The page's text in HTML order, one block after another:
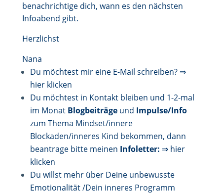
benachrichtige dich, wann es den nächsten
Infoabend gibt.
Herzlichst
Nana
Du möchtest mir eine E-Mail schreiben? ⇒
hier klicken
Du möchtest in Kontakt bleiben und 1-2-mal
im Monat Blogbeiträgeund Impulse/Info
zum Thema Mindset/innere
Blockaden/inneres Kind bekommen, dann
beantrage bitte meinen Infoletter: ⇒ hier
klicken
Du willst mehr über Deine unbewusste
Emotionalität /Dein inneres Programm